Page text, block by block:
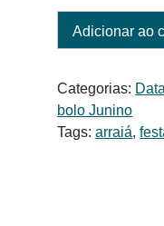
Adicionar ao
Categorias:
bolo Junino
Tags:arraiá,